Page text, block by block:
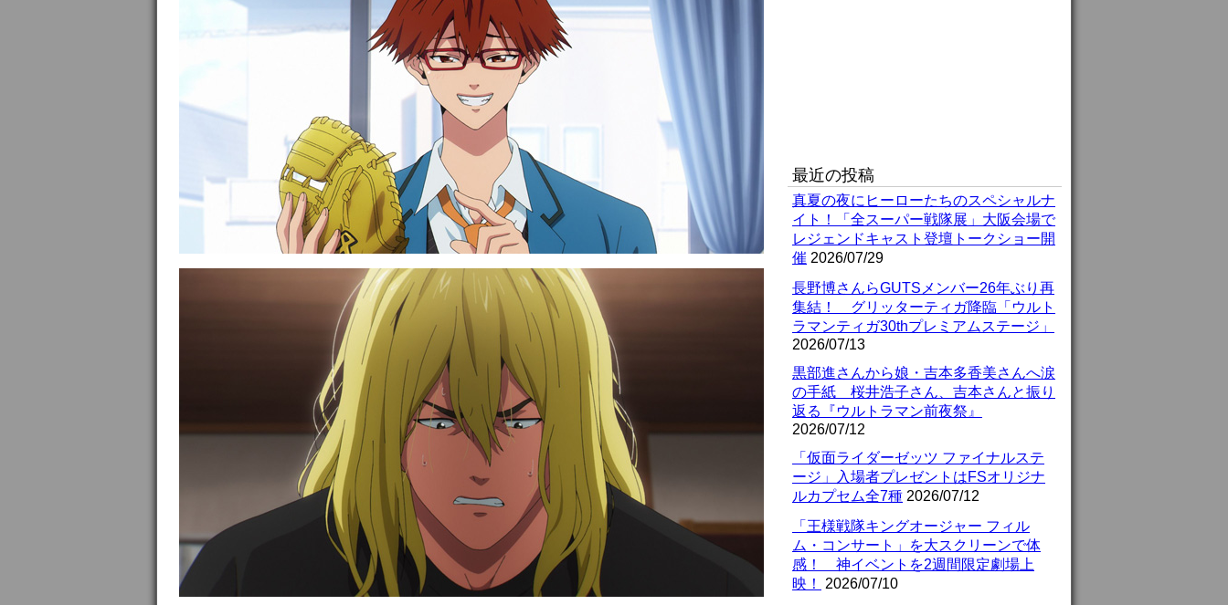
最近の投稿
真夏の夜にヒーローたちのスペシャルナ
イト！「全スーパー戦隊展」大阪会場で
レジェンドキャスト登壇トークショー開
催 2026/07/29
長野博さんらGUTSメンバー26年ぶり再
集結！ グリッターティガ降臨「ウルト
ラマンティガ30thプレミアムステージ」
2026/07/13
黒部進さんから娘・吉本多香美さんへ涙
の手紙 桜井浩子さん、吉本さんと振り
返る『ウルトラマン前夜祭』
2026/07/12
「仮面ライダーゼッツ ファイナルステ
ージ」入場者プレゼントはFSオリジナ
ルカプセム全7種 2026/07/12
「王様戦隊キングオージャー フィル
ム・コンサート」を大スクリーンで体
感！ 神イベントを2週間限定劇場上
映！
2026/07/10